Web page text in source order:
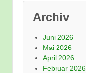
Archiv
Juni 2026
Mai 2026
April 2026
Februar 2026